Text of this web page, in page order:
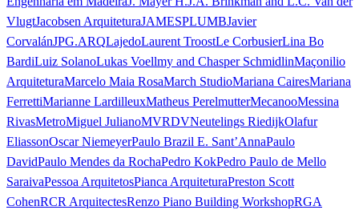
VlugtJacobsen ArquiteturaJAMESPLUMBJavier
CorvalánJPG.ARQLajedoLaurent TroostLe CorbusierLina Bo
BardiLuiz SolanoLukas Voellmy and Chasper SchmidlinMaçonilio
ArquiteturaMarcelo Maia RosaMarch StudioMariana CairesMariana
FerrettiMarianne LardilleuxMatheus PerelmutterMecanooMessina
RivasMetroMiguel JulianoMVRDVNeutelings RiedijkOlafur
EliassonOscar NiemeyerPaulo Brazil E. Sant’AnnaPaulo
DavidPaulo Mendes da RochaPedro KokPedro Paulo de Mello
SaraivaPessoa ArquitetosPianca ArquiteturaPreston Scott
CohenRCR ArquitectesRenzo Piano Building WorkshopRGA